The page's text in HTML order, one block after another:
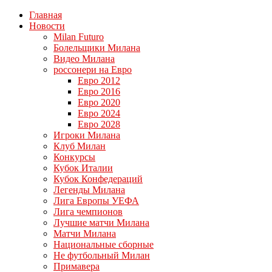
Главная
Новости
Milan Futuro
Болельщики Милана
Видео Милана
россонери на Евро
Евро 2012
Евро 2016
Евро 2020
Евро 2024
Евро 2028
Игроки Милана
Клуб Милан
Конкурсы
Кубок Италии
Кубок Конфедераций
Легенды Милана
Лига Европы УЕФА
Лига чемпионов
Лучшие матчи Милана
Матчи Милана
Национальные сборные
Не футбольный Милан
Примавера